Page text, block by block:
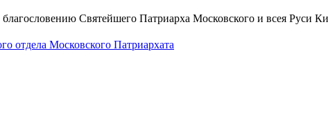
Святейшего Патриарха Московского и всея Руси
отдела Московского Патриархата